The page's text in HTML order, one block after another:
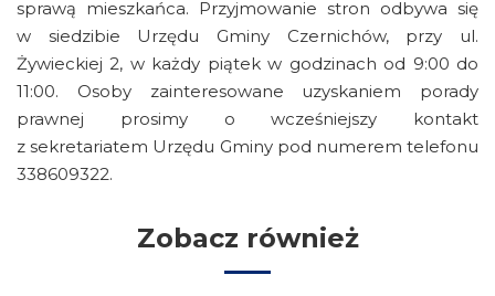
sprawą mieszkańca. Przyjmowanie stron odbywa się
w siedzibie Urzędu Gminy Czernichów, przy ul.
Żywieckiej 2, w każdy piątek w godzinach od 9:00 do
11:00. Osoby zainteresowane uzyskaniem porady
prawnej prosimy o wcześniejszy kontakt
z sekretariatem Urzędu Gminy pod numerem telefonu
338609322.
Zobacz również